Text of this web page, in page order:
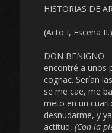
HISTORIAS DE
(Acto I, Escena II.)
DON
encontré a unos
cognac. Serían
se me cae, me
meto en un
desnudarme, y
actitud, (Con la